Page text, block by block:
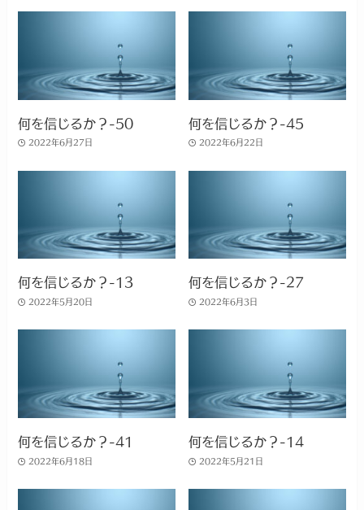
何を信じるか？-50
2022年6月27日
何を信じるか？-45
2022年6月22日
何を信じるか？-13
2022年5月20日
何を信じるか？-27
2022年6月3日
何を信じるか？-41
2022年6月18日
何を信じるか？-14
2022年5月21日